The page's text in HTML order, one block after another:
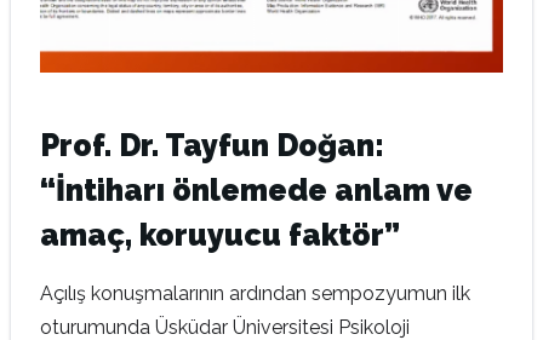
Prof. Dr. Tayfun Doğan:
“İntiharı önlemede anlam ve
amaç, koruyucu faktör”
Açılış konuşmalarının ardından sempozyumun ilk
oturumunda Üsküdar Üniversitesi Psikoloji